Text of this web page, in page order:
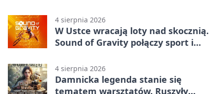
4 sierpnia 2026
W Ustce wracają loty nad skocznią.
Sound of Gravity połączy sport i
4 sierpnia 2026
Damnicka legenda stanie się
tematem warsztatów. Ruszyły